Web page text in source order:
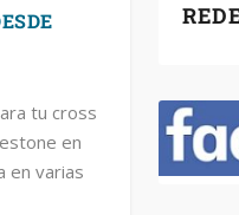
tu cross
en
en varias